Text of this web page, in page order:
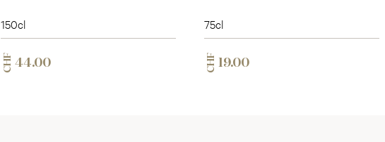
150cl
CHF 44.00
75cl
CHF 19.00